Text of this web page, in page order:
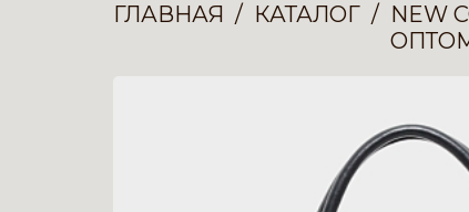
ГЛАВНАЯ КАТАЛОГ
NEW